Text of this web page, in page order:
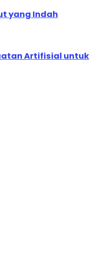
yang Indah
Artifisial untuk